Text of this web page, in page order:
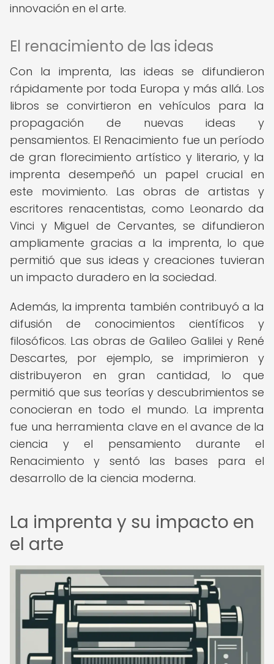
innovación en el arte.
El renacimiento de las ideas
Con la imprenta, las ideas se difundieron
rápidamente por toda Europa y más allá. Los
libros se convirtieron en vehículos para la
propagación de nuevas ideas y
pensamientos. El Renacimiento fue un período
de gran florecimiento artístico y literario, y la
imprenta desempeñó un papel crucial en
este movimiento. Las obras de artistas y
escritores renacentistas, como Leonardo da
Vinci y Miguel de Cervantes, se difundieron
ampliamente gracias a la imprenta, lo que
permitió que sus ideas y creaciones tuvieran
un impacto duradero en la sociedad.
Además, la imprenta también contribuyó a la
difusión de conocimientos científicos y
filosóficos. Las obras de Galileo Galilei y René
Descartes, por ejemplo, se imprimieron y
distribuyeron en gran cantidad, lo que
permitió que sus teorías y descubrimientos se
conocieran en todo el mundo. La imprenta
fue una herramienta clave en el avance de la
ciencia y el pensamiento durante el
Renacimiento y sentó las bases para el
desarrollo de la ciencia moderna.
La imprenta y su impacto en
el arte